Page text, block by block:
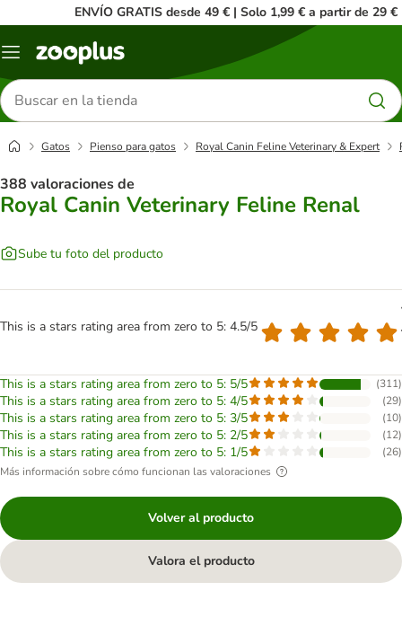
ENVÍO GRATIS desde 49 € | Solo 1,99 € a partir de 29 €
Menú
Buscar
productos
Gatos Pienso para gatos Royal Canin Feline Veterinary & Expert
388 valoraciones de
Royal Canin Veterinary Feline Renal
Sube tu foto del producto
This is a stars rating area from zero to 5: 4.5/5
This is a stars rating area from zero to 5: 5/5 (311)
This is a stars rating area from zero to 5: 4/5 (29)
This is a stars rating area from zero to 5: 3/5 (10)
This is a stars rating area from zero to 5: 2/5 (12)
This is a stars rating area from zero to 5: 1/5 (26)
Más información sobre cómo funcionan las valoraciones
Volver al producto
Valora el producto